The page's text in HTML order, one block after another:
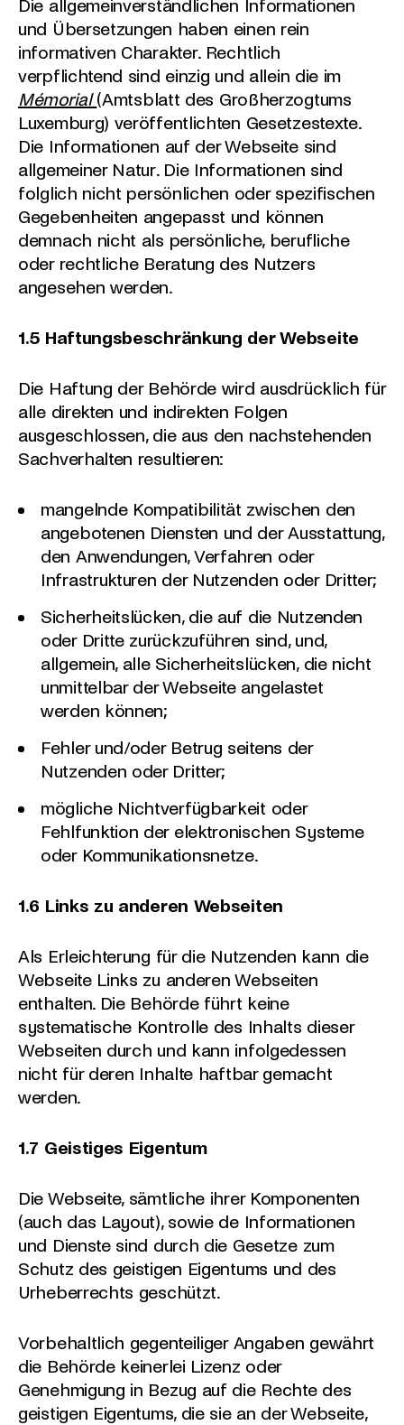
Die allgemeinverständlichen Informationen
und Übersetzungen haben einen rein
informativen Charakter. Rechtlich
verpflichtend sind einzig und allein die im
Mémorial(Amtsblatt des Großherzogtums
Luxemburg) veröffentlichten Gesetzestexte.
Die Informationen auf der Webseite sind
allgemeiner Natur. Die Informationen sind
folglich nicht persönlichen oder spezifischen
Gegebenheiten angepasst und können
demnach nicht als persönliche, berufliche
oder rechtliche Beratung des Nutzers
angesehen werden.
1.5 Haftungsbeschränkung der Webseite
Die Haftung der Behörde wird ausdrücklich für
alle direkten und indirekten Folgen
ausgeschlossen, die aus den nachstehenden
Sachverhalten resultieren:
mangelnde Kompatibilität zwischen den
angebotenen Diensten und der Ausstattung,
den Anwendungen, Verfahren oder
Infrastrukturen der Nutzenden oder Dritter;
Sicherheitslücken, die auf die Nutzenden
oder Dritte zurückzuführen sind, und,
allgemein, alle Sicherheitslücken, die nicht
unmittelbar der Webseite angelastet
werden können;
Fehler und/oder Betrug seitens der
Nutzenden oder Dritter;
mögliche Nichtverfügbarkeit oder
Fehlfunktion der elektronischen Systeme
oder Kommunikationsnetze.
1.6 Links zu anderen Webseiten
Als Erleichterung für die Nutzenden kann die
Webseite Links zu anderen Webseiten
enthalten. Die Behörde führt keine
systematische Kontrolle des Inhalts dieser
Webseiten durch und kann infolgedessen
nicht für deren Inhalte haftbar gemacht
werden.
1.7 Geistiges Eigentum
Die Webseite, sämtliche ihrer Komponenten
(auch das Layout), sowie de Informationen
und Dienste sind durch die Gesetze zum
Schutz des geistigen Eigentums und des
Urheberrechts geschützt.
Vorbehaltlich gegenteiliger Angaben gewährt
die Behörde keinerlei Lizenz oder
Genehmigung in Bezug auf die Rechte des
geistigen Eigentums, die sie an der Webseite,